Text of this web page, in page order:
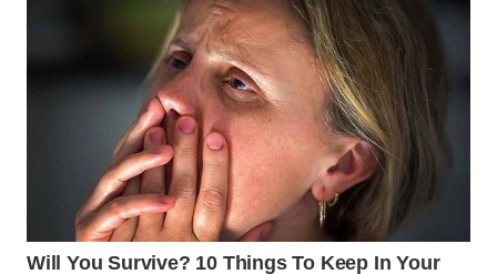
KEPULAUAN
WN
TANGERANG